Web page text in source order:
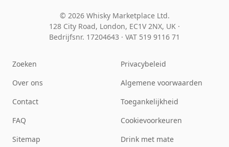
© 2026 Whisky Marketplace Ltd.
128 City Road, London, EC1V 2NX, UK ·
Bedrijfsnr. 17204643 · VAT 519 9116 71
Zoeken
Over ons
Contact
FAQ
Sitemap
Privacybeleid
Algemene voorwaarden
Toegankelijkheid
Cookievoorkeuren
Drink met mate